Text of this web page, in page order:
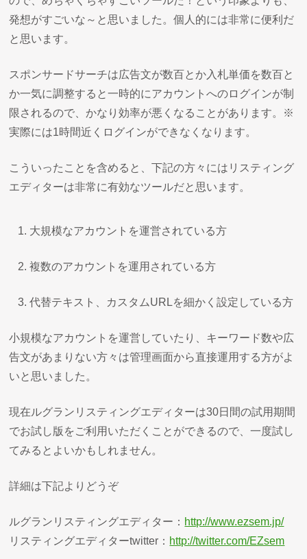
発想がすごいな～と思いました。個人的には非常に便利だ
と思います。
スポンサードサーチは広告文が数百とか入札単価を数百と
か一気に調整すると一時的にアカウントへのログインが制
限されるので、かなり効率が悪くなることがあります。※
実際には1時間近くログインができなくなります。
こういったことを含めると、下記の方々にはリスティング
エディターは非常に有効なツールだと思います。
大規模なアカウントを運営されている方
複数のアカウントを運用されている方
代替テキスト、カスタムURLを細かく設定している方
小規模なアカウントを運営していたり、キーワード数や広
告文があまりない方々は管理画面から直接運用する方がよ
いと思いました。
現在ルグランリスティングエディターは30日間の試用期間
でお試し版をご利用いただくことができるので、一度試し
てみるとよいかもしれません。
詳細は下記よりどうぞ
ルグランリスティングエディター： http://www.ezsem.jp/
リスティングエディターtwitter： http://twitter.com/EZsem